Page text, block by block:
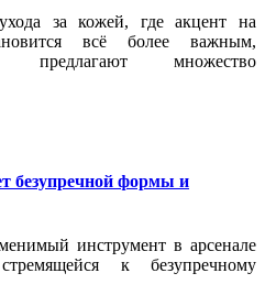
за кожей, где акцент на
всё более важным,
предлагают множество
безупречной формы и
инструмент в арсенале
к безупречному